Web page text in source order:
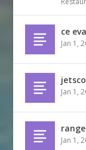
ce
Jan 1,
Jan 1,
Jan 1,